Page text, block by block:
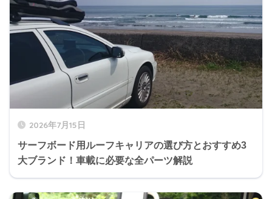
2026年7月15日
サーフボード用ルーフキャリアの選び方とおすすめ3
大ブランド！車載に必要な全パーツ解説